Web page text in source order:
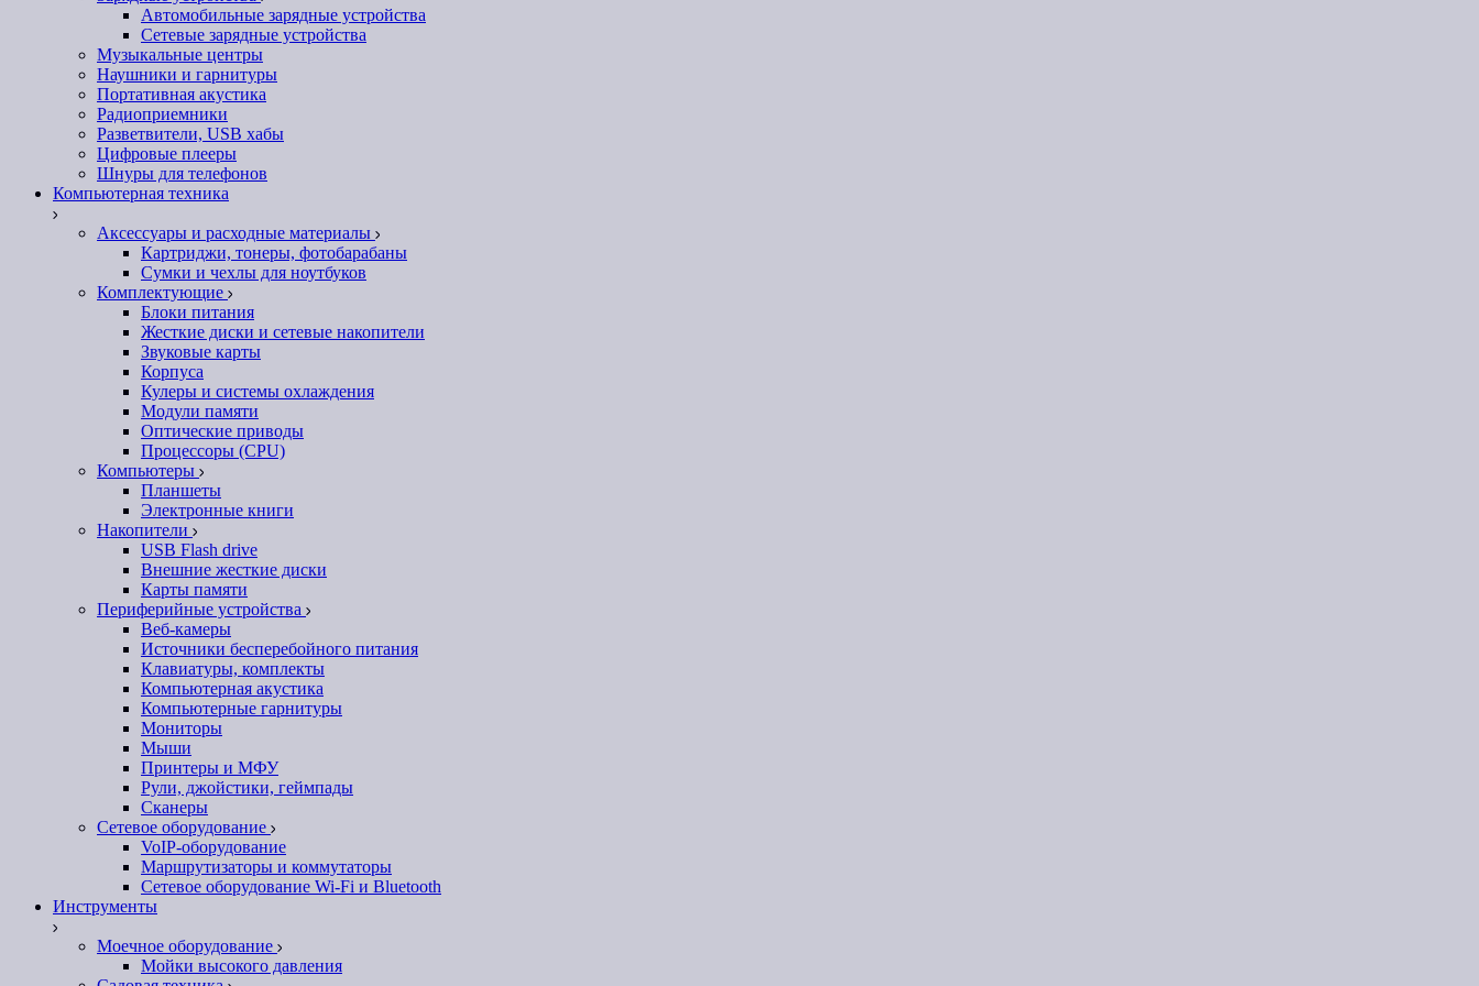
Автомобильные зарядные устройства
Сетевые зарядные устройства
Музыкальные центры
Наушники и гарнитуры
Портативная акустика
Радиоприемники
Разветвители, USB хабы
Цифровые плееры
Шнуры для телефонов
Компьютерная техника
Аксессуары и расходные материалы
Картриджи, тонеры, фотобарабаны
Сумки и чехлы для ноутбуков
Комплектующие
Блоки питания
Жесткие диски и сетевые накопители
Звуковые карты
Корпуса
Кулеры и системы охлаждения
Модули памяти
Оптические приводы
Процессоры (CPU)
Компьютеры
Планшеты
Электронные книги
Накопители
USB Flash drive
Внешние жесткие диски
Карты памяти
Периферийные устройства
Веб-камеры
Источники бесперебойного питания
Клавиатуры, комплекты
Компьютерная акустика
Компьютерные гарнитуры
Мониторы
Мыши
Принтеры и МФУ
Рули, джойстики, геймпады
Сканеры
Сетевое оборудование
VoIP-оборудование
Маршрутизаторы и коммутаторы
Сетевое оборудование Wi-Fi и Bluetooth
Инструменты
Моечное оборудование
Мойки высокого давления